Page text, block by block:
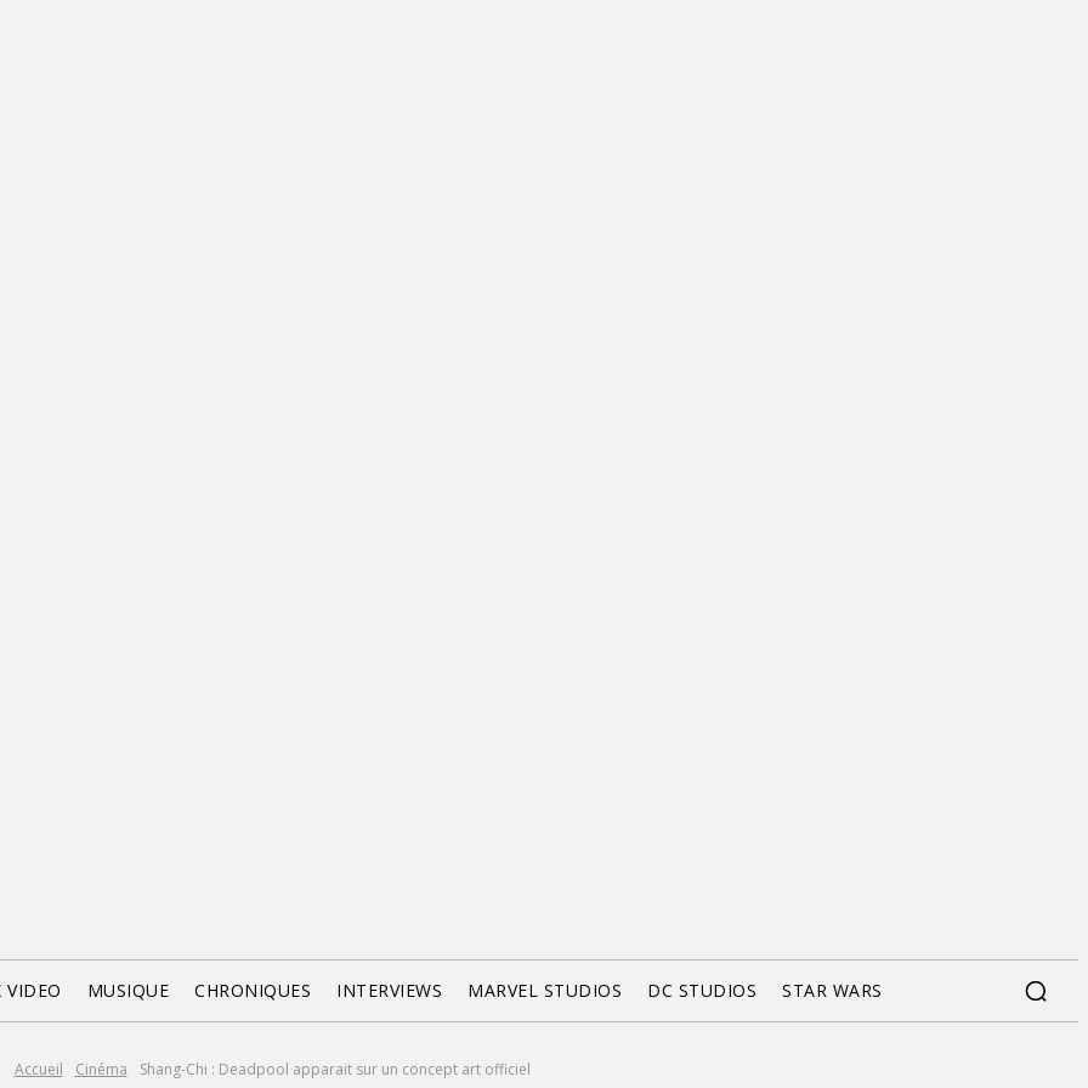
VIDEO MUSIQUE CHRONIQUES INTERVIEWS MARVEL STUDIOS DC STUDIOS STAR WARS
Accueil Cinéma Shang-Chi : Deadpool apparait sur un concept art officiel